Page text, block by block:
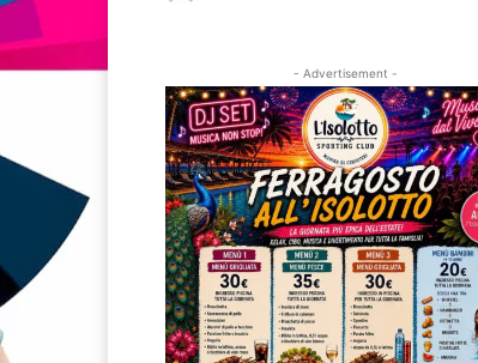
- Advertisement -